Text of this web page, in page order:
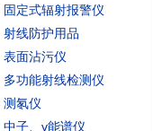
固定式辐射报警仪
射线防护用品
表面沾污仪
多功能射线检测仪
测氡仪
中子、γ能谱仪